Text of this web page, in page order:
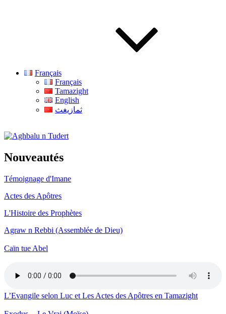
Français
Français
Tamazight
English
ثمازيغث
Aghbalu n Tudert
Nouveautés
Témoignage d'Imane
Actes des Apôtres
L'Histoire des Prophètes
Agraw n Rebbi (Assemblée de Dieu)
Caïn tue Abel
L’Evangile selon Luc et Les Actes des Apôtres en Tamazight